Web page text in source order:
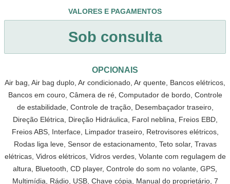
VALORES E PAGAMENTOS
Sob consulta
OPCIONAIS
Air bag, Air bag duplo, Ar condicionado, Ar quente, Bancos elétricos,
Bancos em couro, Câmera de ré, Computador de bordo, Controle
de estabilidade, Controle de tração, Desembaçador traseiro,
Direção Elétrica, Direção Hidráulica, Farol neblina, Freios EBD,
Freios ABS, Interface, Limpador traseiro, Retrovisores elétricos,
Rodas liga leve, Sensor de estacionamento, Teto solar, Travas
elétricas, Vidros elétricos, Vidros verdes, Volante com regulagem de
altura, Bluetooth, CD player, Controle do som no volante, GPS,
Multimídia, Rádio, USB, Chave cópia, Manual do proprietário, 7